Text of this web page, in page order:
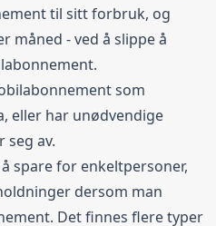
til sitt forbruk, og
måned - ved å slippe å
som
eller har unødvendige
av.
spare for enkeltpersoner,
dersom man
Det finnes flere typer